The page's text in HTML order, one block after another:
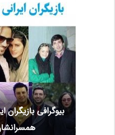
بیوگرافی بازیگران